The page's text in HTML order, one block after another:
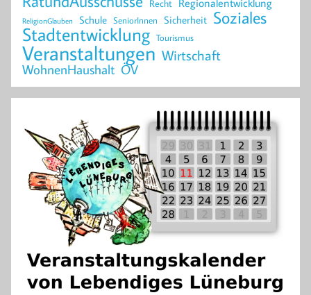
Recht
ReligionGlauben Schule SeniorInnen Sicherheit Soziales
Stadtentwicklung Tourismus
Veranstaltungen Wirtschaft
WohnenHaushalt ÖV